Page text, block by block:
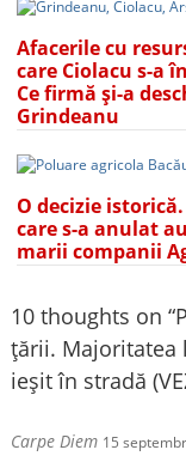
Afacerile cu
care Ciolacu s-a
Ce firmă și-a
Grindeanu
O decizie
care s-a anulat
marii companii
10 thoughts on “
țării. Majoritatea
ieșit în stradă
Carpe Diem 15